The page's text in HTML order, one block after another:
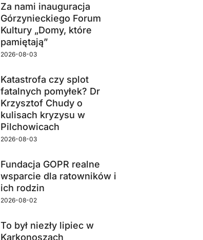
Za nami inauguracja
Górzynieckiego Forum
Kultury „Domy, które
pamiętają”
2026-08-03
Katastrofa czy splot
fatalnych pomyłek? Dr
Krzysztof Chudy o
kulisach kryzysu w
Pilchowicach
2026-08-03
Fundacja GOPR realne
wsparcie dla ratowników i
ich rodzin
2026-08-02
To był niezły lipiec w
Karkonoszach